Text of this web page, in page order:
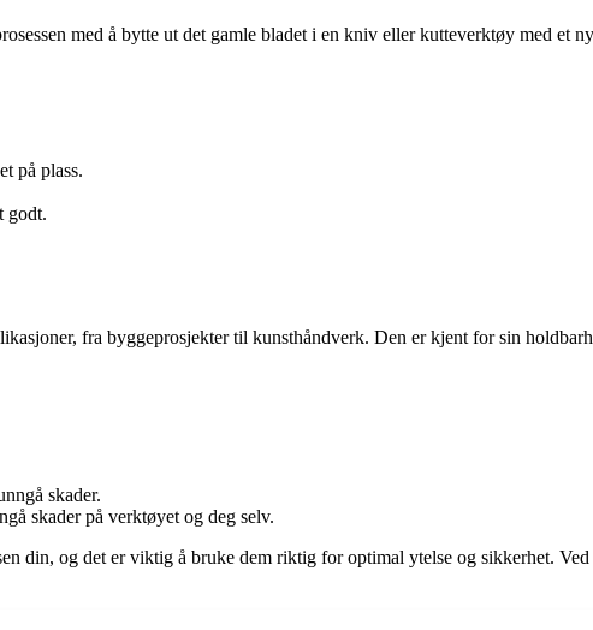
med å bytte ut det gamle bladet i en kniv eller kutteverktøy med et
på plass.
godt.
fra byggeprosjekter til kunsthåndverk. Den er kjent for sin
skader.
skader på verktøyet og deg selv.
din, og det er viktig å bruke dem riktig for optimal ytelse og sikkerhet.